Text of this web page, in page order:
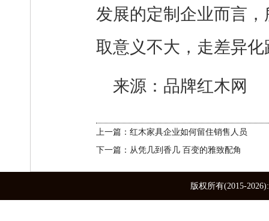
发展的定制企业而言
取意义不大，走差异
来源：品牌红木网
上一篇：红木家具企业如何留住销售人员
下一篇：从凭几到香几 百变的雅致配角
版权所有(2015-